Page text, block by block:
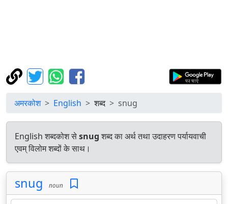
अमरकोश English शब्द snug
English शब्दकोश सेsnugशब्द का अर्थ तथा उदाहरण पर्यायवाची
एवम् विलोम शब्दों के साथ।
snug noun